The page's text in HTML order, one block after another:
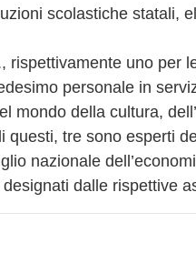
scolastiche statali,
uno per
personale in
della cultura,
questi, tre sono esperti
nazionale
dalle rispettive